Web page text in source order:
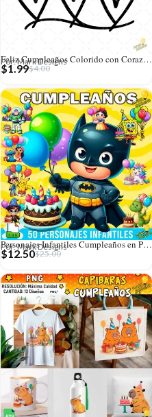
Feliz Cumpleaños Colorido con Corazones – Diseño Vectorial y PNG 4K
Por: Mark Designs
$4.00
$1.99
Personajes Infantiles Cumpleaños en Png
Por: Mark Designs
$25.00
$12.50